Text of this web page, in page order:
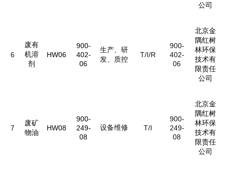
公司
6
废有
机溶
剂
HW06
900-
402-
06
生产、研
发、质控
T/I/R
900-
402-
06
北京金
隅红树
林环保
技术有
限责任
公司
7
废矿
物油
HW08
900-
249-
08
设备维修 T/I
900-
249-
08
北京金
隅红树
林环保
技术有
限责任
公司